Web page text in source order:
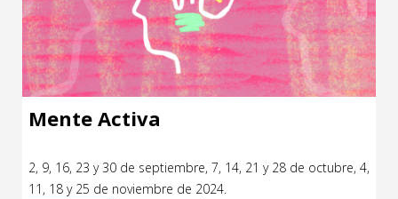
Mente Activa
2, 9, 16, 23 y 30 de septiembre, 7, 14, 21 y 28 de octubre, 4,
11, 18 y 25 de noviembre de 2024.